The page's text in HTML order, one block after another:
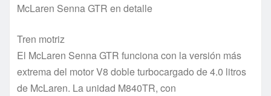
McLaren Senna GTR en detalle
Tren motriz
El McLaren Senna GTR funciona con la versión más
extrema del motor V8 doble turbocargado de 4.0 litros
de McLaren. La unidad M840TR, con